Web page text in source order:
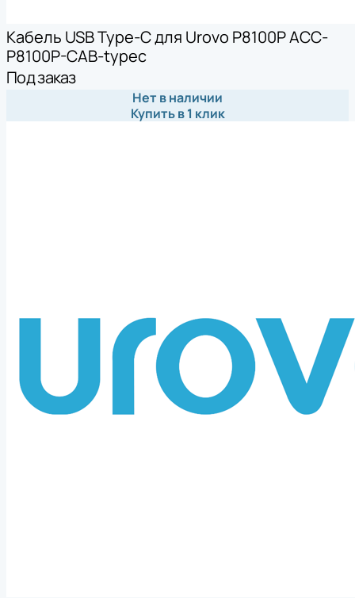
Кабель USB Type-C для Urovo P8100P ACC-
P8100P-CAB-typec
Под заказ
Нет в наличии
Купить в 1 клик